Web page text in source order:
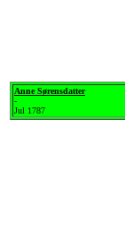
Anne Sørensdatter
-
Jul 1787